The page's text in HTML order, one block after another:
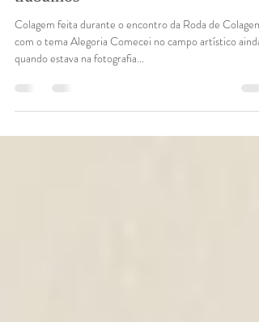
Colagem como ativação de vida e
trabalhos
com o tema Alegoria Comecei no campo artístico ainda
quando estava na fotografia...